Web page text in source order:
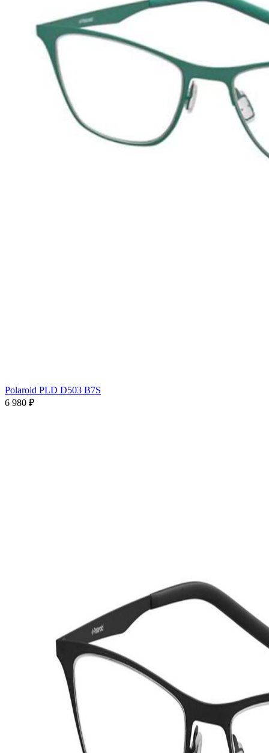
Polaroid PLD D503 B7S
6 980 ₽